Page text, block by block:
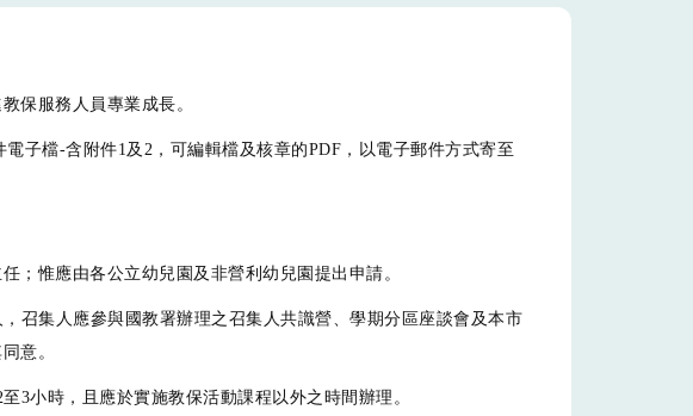
保服務人員專業成長。
子檔-含附件1及2，可編輯檔及核章的PDF，以電子郵件方式寄至
；惟應由各公立幼兒園及非營利幼兒園提出申請。
召集人應參與國教署辦理之召集人共識營、學期分區座談會及本市
意。
3小時，且應於實施教保活動課程以外之時間辦理。